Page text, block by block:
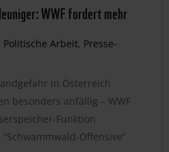
WWF fordert mehr
Politische Arbeit, Presse-
in Österreich
besonders anfällig – WWF
Funktion
Offensive”